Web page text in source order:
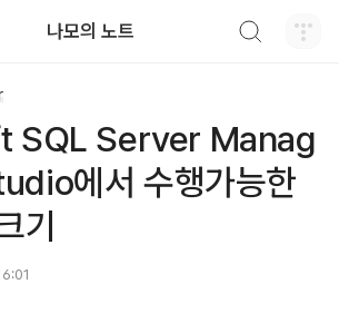
나모의 노트
SQL Server Manag
에서 수행가능한
기